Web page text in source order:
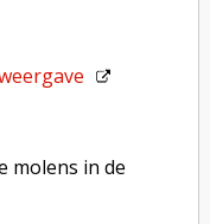
molens in de